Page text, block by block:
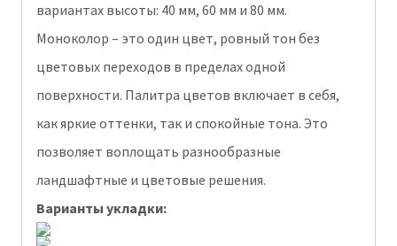
вариантах высоты: 40 мм, 60 мм и 80 мм.
Моноколор – это один цвет, ровный тон без
цветовых переходов в пределах одной
поверхности. Палитра цветов включает в себя,
как яркие оттенки, так и спокойные тона. Это
позволяет воплощать разнообразные
ландшафтные и цветовые решения.
Варианты укладки: